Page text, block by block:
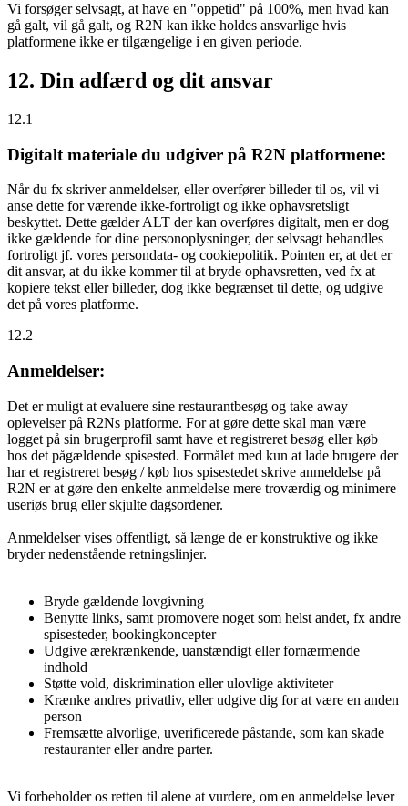
Vi forsøger selvsagt, at have en "oppetid" på 100%, men hvad kan
gå galt, vil gå galt, og R2N kan ikke holdes ansvarlige hvis
platformene ikke er tilgængelige i en given periode.
12. Din adfærd og dit ansvar
12.1
Digitalt materiale du udgiver på R2N platformene:
Når du fx skriver anmeldelser, eller overfører billeder til os, vil vi
anse dette for værende ikke-fortroligt og ikke ophavsretsligt
beskyttet. Dette gælder ALT der kan overføres digitalt, men er dog
ikke gældende for dine personoplysninger, der selvsagt behandles
fortroligt jf. vores persondata- og cookiepolitik. Pointen er, at det er
dit ansvar, at du ikke kommer til at bryde ophavsretten, ved fx at
kopiere tekst eller billeder, dog ikke begrænset til dette, og udgive
det på vores platforme.
12.2
Anmeldelser:
Det er muligt at evaluere sine restaurantbesøg og take away
oplevelser på R2Ns platforme. For at gøre dette skal man være
logget på sin brugerprofil samt have et registreret besøg eller køb
hos det pågældende spisested. Formålet med kun at lade brugere der
har et registreret besøg / køb hos spisestedet skrive anmeldelse på
R2N er at gøre den enkelte anmeldelse mere troværdig og minimere
useriøs brug eller skjulte dagsordener.
Anmeldelser vises offentligt, så længe de er konstruktive og ikke
bryder nedenstående retningslinjer.
Bryde gældende lovgivning
Benytte links, samt promovere noget som helst andet, fx andre
spisesteder, bookingkoncepter
Udgive ærekrænkende, uanstændigt eller fornærmende
indhold
Støtte vold, diskrimination eller ulovlige aktiviteter
Krænke andres privatliv, eller udgive dig for at være en anden
person
Fremsætte alvorlige, uverificerede påstande, som kan skade
restauranter eller andre parter.
Vi forbeholder os retten til alene at vurdere, om en anmeldelse lever